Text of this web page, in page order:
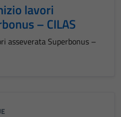
lavori
– CILAS
asseverata Superbonus –